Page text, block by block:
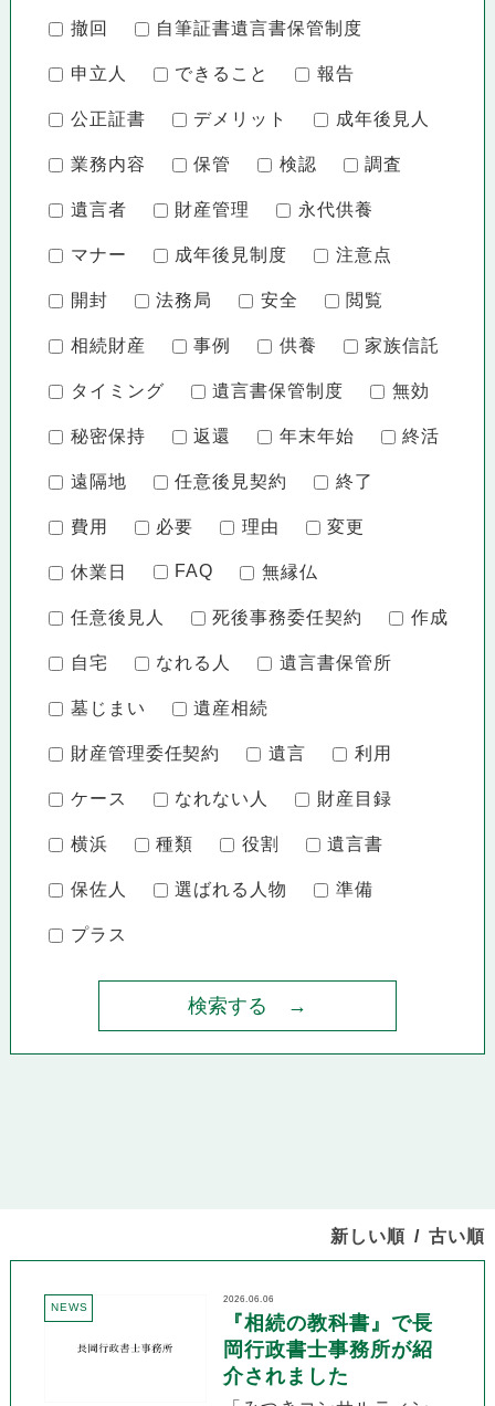
撤回 自筆証書遺言書保管制度
申立人 できること 報告
公正証書 デメリット 成年後見人
業務内容 保管 検認 調査
遺言者 財産管理 永代供養
マナー 成年後見制度 注意点
開封 法務局 安全 閲覧
相続財産 事例 供養 家族信託
タイミング 遺言書保管制度 無効
秘密保持 返還 年末年始 終活
遠隔地 任意後見契約 終了
費用 必要 理由 変更
休業日 FAQ 無縁仏
任意後見人 死後事務委任契約 作成
自宅 なれる人 遺言書保管所
墓じまい 遺産相続
財産管理委任契約 遺言 利用
ケース なれない人 財産目録
横浜 種類 役割 遺言書
保佐人 選ばれる人物 準備
プラス
新しい順 古い順
NEWS
2026.06.06
『相続の教科書』で長
岡行政書士事務所が紹
介されました